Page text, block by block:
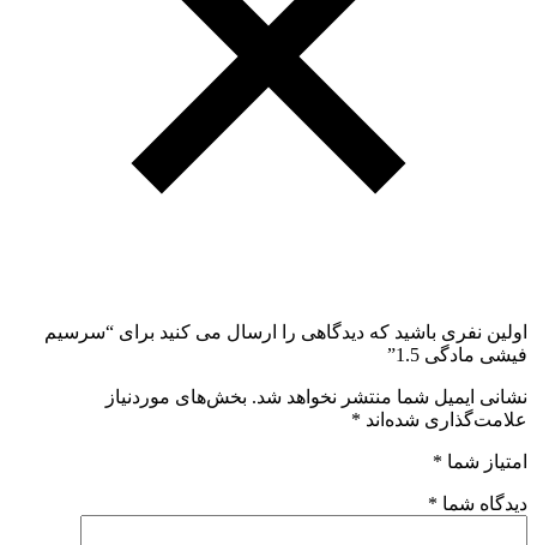
اولین نفری باشید که دیدگاهی را ارسال می کنید برای “سرسیم
فیشی مادگی 1.5”
نشانی ایمیل شما منتشر نخواهد شد. بخش‌های موردنیاز
علامت‌گذاری شده‌اند *
امتیاز شما *
دیدگاه شما *